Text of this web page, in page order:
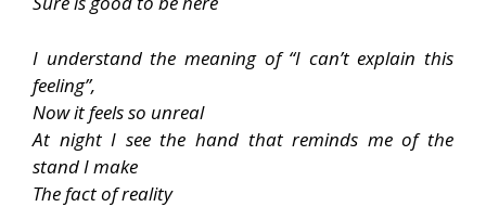
I understand the meaning of “I can’t explain this
feeling”,
Now it feels so unreal
At night I see the hand that reminds me of the
stand I make
The fact of reality